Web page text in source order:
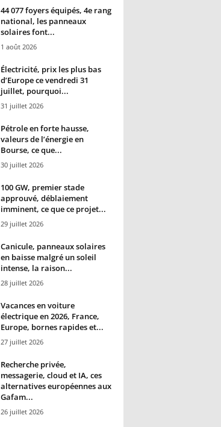
44 077 foyers équipés, 4e rang
national, les panneaux
solaires font...
1 août 2026
Électricité, prix les plus bas
d’Europe ce vendredi 31
juillet, pourquoi...
31 juillet 2026
Pétrole en forte hausse,
valeurs de l’énergie en
Bourse, ce que...
30 juillet 2026
100 GW, premier stade
approuvé, déblaiement
imminent, ce que ce projet...
29 juillet 2026
Canicule, panneaux solaires
en baisse malgré un soleil
intense, la raison...
28 juillet 2026
Vacances en voiture
électrique en 2026, France,
Europe, bornes rapides et...
27 juillet 2026
Recherche privée,
messagerie, cloud et IA, ces
alternatives européennes aux
Gafam...
26 juillet 2026